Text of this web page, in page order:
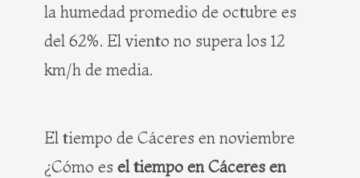
la humedad promedio de octubre es
del 62%. El viento no supera los 12
km/h de media.
El tiempo de Cáceres en noviembre
¿Cómo es el tiempo en Cáceres en